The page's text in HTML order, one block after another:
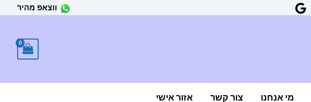
ווצאפ מהיר
מי אנחנו צור קשר אזור אישי